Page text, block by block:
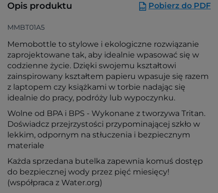
Opis produktu Pobierz do PDF
MMBT01A5
Memobottle to stylowe i ekologiczne rozwiązanie
zaprojektowane tak, aby idealnie wpasować się w
codzienne życie. Dzięki swojemu kształtowi
zainspirowany kształtem papieru wpasuje się razem
z laptopem czy książkami w torbie nadając się
idealnie do pracy, podróży lub wypoczynku.
Wolne od BPA i BPS - Wykonane z tworzywa Tritan.
Doświadcz przejrzystości przypominającej szkło w
lekkim, odpornym na stłuczenia i bezpiecznym
materiale
Każda sprzedana butelka zapewnia komuś dostęp
do bezpiecznej wody przez pięć miesięcy!
(współpraca z Water.org)